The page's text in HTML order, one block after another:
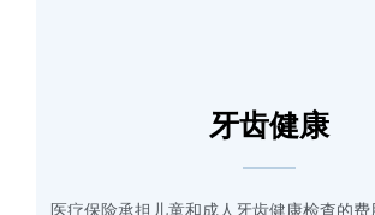
牙齿健康
医疗保险承担儿童和成人牙齿健康检查的